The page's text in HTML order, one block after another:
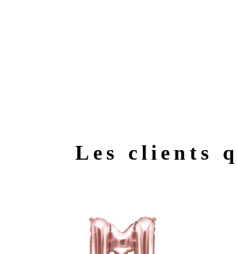
Les clients